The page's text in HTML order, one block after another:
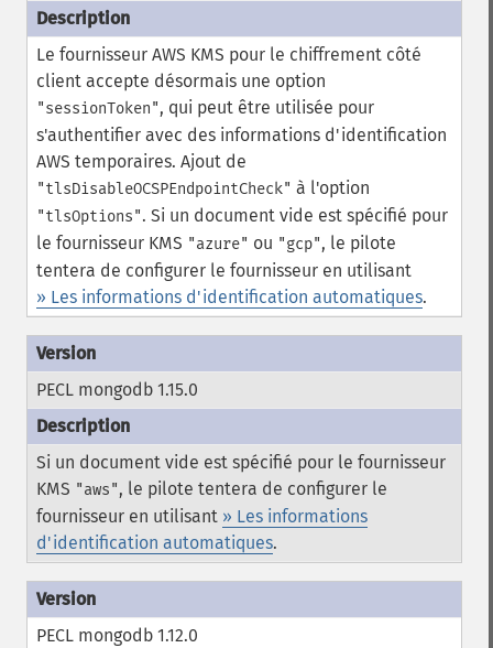
Le fournisseur AWS KMS pour le chiffrement côté
client accepte désormais une option
"sessionToken", qui peut être utilisée pour
s'authentifier avec des informations d'identification
AWS temporaires. Ajout de
"tlsDisableOCSPEndpointCheck" à l'option
"tlsOptions". Si un document vide est spécifié pour
le fournisseur KMS "azure" ou "gcp", le pilote
tentera de configurer le fournisseur en utilisant
» Les informations d'identification automatiques.
PECL mongodb 1.15.0
Si un document vide est spécifié pour le fournisseur
KMS "aws", le pilote tentera de configurer le
fournisseur en utilisant » Les informations
d'identification automatiques.
PECL mongodb 1.12.0